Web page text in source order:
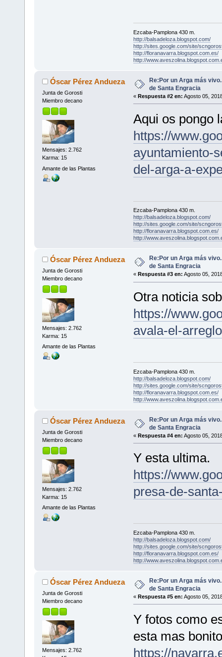
Ezcaba-Pamplona 430 m.
http://balsadeloza.blogspot.com/
http://sites.google.com/site/
http://floranavarra.blogspot.com.es/
http://
Óscar Pérez Andueza
Junta de Gorosti
Miembro decano
Mensajes: 2.762
Karma: 15
Amante de las Plantas
Re:Por un Arga más
de Santa Engracia
« Respuesta #2 en: Agosto 05,
Aqui os pongo
https://
ayuntamiento-
del-arga-a-
Ezcaba-Pamplona 430 m.
http://balsadeloza.blogspot.com/
http://sites.google.com/site/
http://floranavarra.blogspot.com.es/
http://
Óscar Pérez Andueza
Junta de Gorosti
Miembro decano
Mensajes: 2.762
Karma: 15
Amante de las Plantas
Re:Por un Arga más
de Santa Engracia
« Respuesta #3 en: Agosto 05,
Otra noticia
https://
avala-el-
Ezcaba-Pamplona 430 m.
http://balsadeloza.blogspot.com/
http://sites.google.com/site/
http://floranavarra.blogspot.com.es/
http://
Óscar Pérez Andueza
Junta de Gorosti
Miembro decano
Mensajes: 2.762
Karma: 15
Amante de las Plantas
Re:Por un Arga más
de Santa Engracia
« Respuesta #4 en: Agosto 05,
Y esta ultima.
https://
presa-de-
Ezcaba-Pamplona 430 m.
http://balsadeloza.blogspot.com/
http://sites.google.com/site/
http://floranavarra.blogspot.com.es/
http://
Óscar Pérez Andueza
Junta de Gorosti
Miembro decano
Mensajes: 2.762
Re:Por un Arga más
de Santa Engracia
« Respuesta #5 en: Agosto 05,
Y fotos como
esta mas
https://